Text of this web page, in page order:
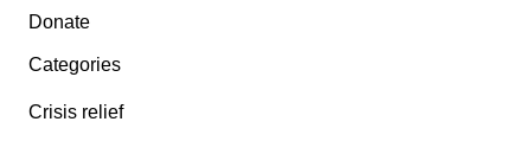
Secondary menu
Donate
Categories
Crisis relief